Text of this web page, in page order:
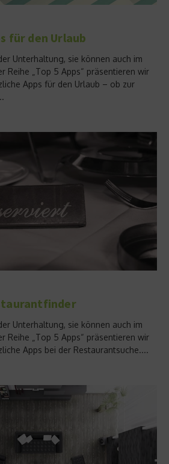
für den Urlaub
Unterhaltung, sie können auch im
Reihe „Top 5 Apps“ präsentieren wir
Apps für den Urlaub – ob zur
Unterhaltung, sie können auch im
Reihe „Top 5 Apps“ präsentieren wir
Apps bei der Restaurantsuche....